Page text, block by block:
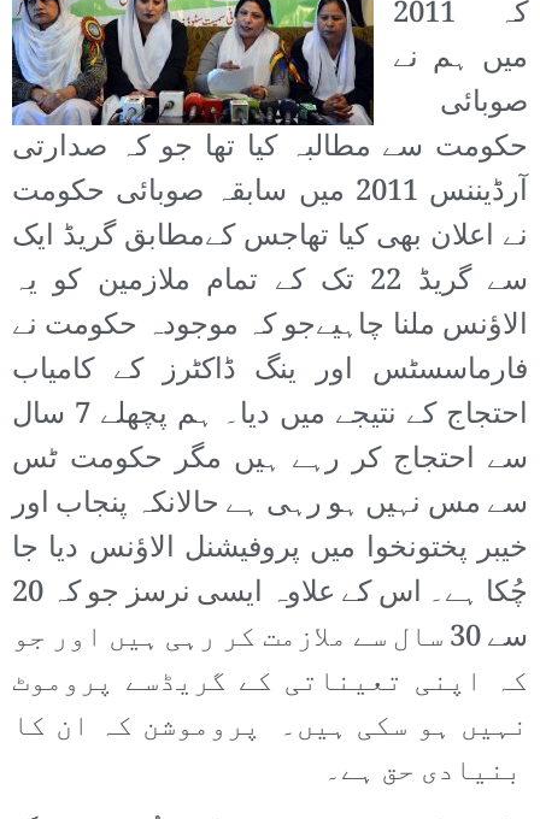
کہ 2011
میں ہم نے
صوبائی
حکومت سے مطالبہ کیا تھا جو کہ صدارتی
آرڈیننس 2011 میں سابقہ صوبائی حکومت
نے اعلان بھی کیا تھاجس کےمطابق گریڈ ایک
سے گریڈ 22 تک کے تمام ملازمین کو یہ
الاؤنس ملنا چاہیےجو کہ موجودہ حکومت نے
فارماسسٹس اور ینگ ڈاکٹرز کے کامیاب
احتجاج کے نتیجے میں دیا۔ ہم پچھلے 7 سال
سے احتجاج کر رہے ہیں مگر حکومت ٹس
سے مس نہیں ہو رہی ہے حالانکہ پنجاب اور
خیبر پختونخوا میں پروفیشنل الاؤنس دیا جا
چُکا ہے۔ اس کے علاوہ ایسی نرسز جو کہ 20
سے 30 سال سے ملازمت کر رہی ہیں اور جو
کہ اپنی تعیناتی کے گریڈسے پروموٹ
نہیں ہو سکی ہیں۔ پروموشن کہ ان کا
بنیادی حق ہے۔